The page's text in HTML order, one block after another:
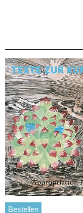
Bestellen